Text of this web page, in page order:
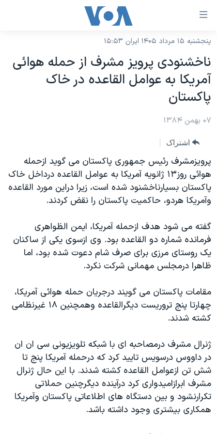
لینکهای
دسترسی
جهش
به
محتوای
اصلی
صفحه
جهش
به
جستجو
نسخه سبک وب‌سایت
موضوع ها
آمریکا
جهان
ورزشی
گزیده‌ها
ویژه برنامه‌ها
فرهنگ و زندگی
حقوق شهروندی
اقتصادی
اسرائیل در جنگ
گالری عکس
برنامه های تلویزیونی
جدول برنامه ها
صفحه‌های ویژه
جام جهانی ۲۰۲۶
عملیات خشم حماسی
۲۵۰سالگی آمریکا
مستندها
انتخابات ریاست جمهوری آمریکا ۲۰۲۴
حمله جمهوری اسلامی به اسرائیل
ورزش زنان در ایران
اعتراضات زن، زندگی، آزادی
تریبونال مردمی آبان ۹۸
دادگاه حمید نوری
چهل سال گروگان‌گیری
قانون شفافیت دارائی کادر رهبری ایران
فرکانس‌های صدای آمریکا
پخش رادیویی
یادگیری زبان انگلیسی
دنبال کنید
زبانهای مختلف
پنجشنبه ۱۵ مرداد ۱۴۰۵ ایران ۱۵:۵۳
ناخشنودی پرويز مشرف از حمله هوائی
آمريکا به عوامل القاعده در خاک
پاکستان
۰۷ بهمن ۱۳۸۴
اشتراک
پرويزمشرف رئيس جمهوری پاکستان می گويد ازحمله
هوائی روز۱۳ ژانويه آمريکا به عوامل القاعده درداخل خاک
پاکستان بسيارناخشنود شده است، زيرا دراين مورد القاعده
وآمريکا هردو، حاکميت پاکستان را نقض کردند.
گفته می شود هدف ازحمله آمريکا، ايمن الظواهری
فرمانده شماره دو القاعده بود. وی ازسوی يکی از ساکنان
يک روستای مرزی برای صرف شام دعوت شده بود، اما
ظاهرا درمجلس مهمانی شرکت نکرد.
مقامات پاکستان می گويند درجريان حمله هوائی آمريکا،
چهارتا پنج تروريست ديگرالقاعده وهمچنين ۱۸ غيرنظامی
کشته شدند.
ژنرال مشرف درمصاحبه ای با شبکه تلويزيونی سی ان ان
در داووس درسويس تاييد کرد که درحمله آمريکا پنج تا
شش تن ازعوامل القاعده کشته شدند. با اين حال ژنرال
مشرف ابرازاميدواری کرد درآينده ديگرچنين حملاتی
تکرارنشود و بين دستگاه های اطلاعاتی پاکستان وآمريکا
همکاری بيشتری وجود داشته باشد.